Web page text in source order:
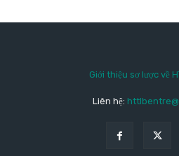
Giới thiệu sơ lược về
Liên hệ: